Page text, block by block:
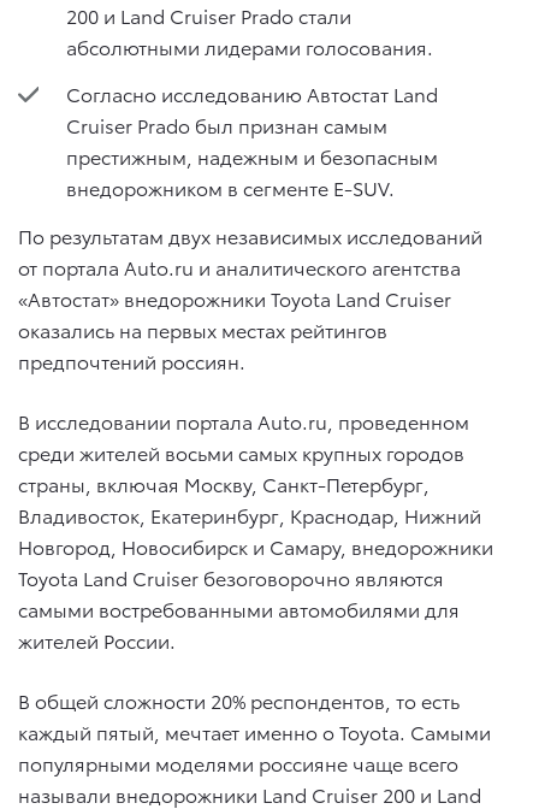
200 и Land Cruiser Prado стали
абсолютными лидерами голосования.
Согласно исследованию Автостат Land
Cruiser Prado был признан самым
престижным, надежным и безопасным
внедорожником в сегменте E-SUV.
По результатам двух независимых исследований
от портала Auto.ru и аналитического агентства
«Автостат» внедорожники Toyota Land Cruiser
оказались на первых местах рейтингов
предпочтений россиян.
В исследовании портала Auto.ru, проведенном
среди жителей восьми самых крупных городов
страны, включая Москву, Санкт-Петербург,
Владивосток, Екатеринбург, Краснодар, Нижний
Новгород, Новосибирск и Самару, внедорожники
Toyota Land Cruiser безоговорочно являются
самыми востребованными автомобилями для
жителей России.
В общей сложности 20% респондентов, то есть
каждый пятый, мечтает именно о Toyota. Самыми
популярными моделями россияне чаще всего
называли внедорожники Land Cruiser 200 и Land